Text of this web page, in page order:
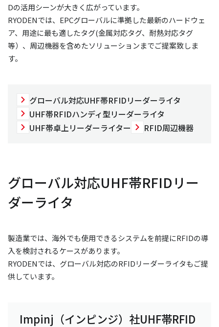
Dの活用シーンが大きく広がっています。
RYODENでは、EPCグローバルに準拠した最新のハードウェ
ア、用途に最も適したタグ(金属対応タグ、耐熱対応タグ
等）、周辺機器を含めたソリューションまでご提案致しま
す。
グローバル対応UHF帯RFIDリーダーライタ
UHF帯RFIDハンディ型リーダーライタ
UHF帯卓上リーダーライター
RFID周辺機器
グローバル対応UHF帯RFIDリー
ダーライタ
製造業では、海外でも使用できるシステムを前提にRFIDの導
入を検討されるケースがあります。
RYODENでは、グローバル対応のRFIDリーダーライタもご提
供しています。
Impinj（インピンジ）社UHF帯RFID